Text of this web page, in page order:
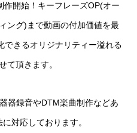
作開始！キーフレーズOP(オー
ング)まで動画の付加価値を最
できるオリジナリティー溢れる
て頂きます。
器録音やDTM楽曲制作などあ
対応しております。